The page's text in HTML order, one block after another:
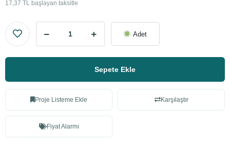
17,37 TL başlayan taksitle
Adet
Sepete Ekle
Proje Listeme Ekle Karşılaştır
Fiyat Alarmı